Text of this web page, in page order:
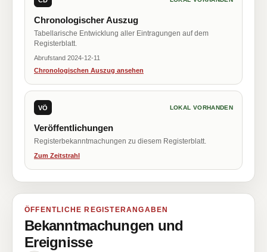
Chronologischer Auszug
Tabellarische Entwicklung aller Eintragungen auf dem
Registerblatt.
Abrufstand 2024-12-11
Chronologischen Auszug ansehen
VÖ LOKAL VORHANDEN
Veröffentlichungen
Registerbekanntmachungen zu diesem Registerblatt.
Zum Zeitstrahl
ÖFFENTLICHE REGISTERANGABEN
Bekanntmachungen und
Ereignisse